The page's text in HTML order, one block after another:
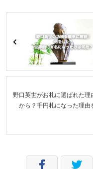
野口英世がお札に選ばれた理
から？千円札になった理由